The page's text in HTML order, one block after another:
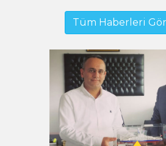
Tüm Haberleri